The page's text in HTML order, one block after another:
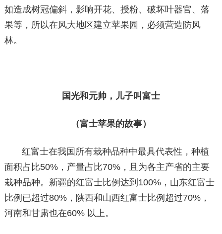
如造成树冠偏斜，影响开花、授粉、破坏叶器官、落
果等，所以在风大地区建立苹果园，必须营造防风
林。
国光和元帅，儿子叫富士
（富士苹果的故事）
红富士在我国所有栽种品种中最具代表性，种植
面积占比50%，产量占比70%，且为各主产省的主要
栽种品种。新疆的红富士比例达到100%，山东红富士
比例已超过80%，陕西和山西红富士比例超过70%，
河南和甘肃也在60% 以上。